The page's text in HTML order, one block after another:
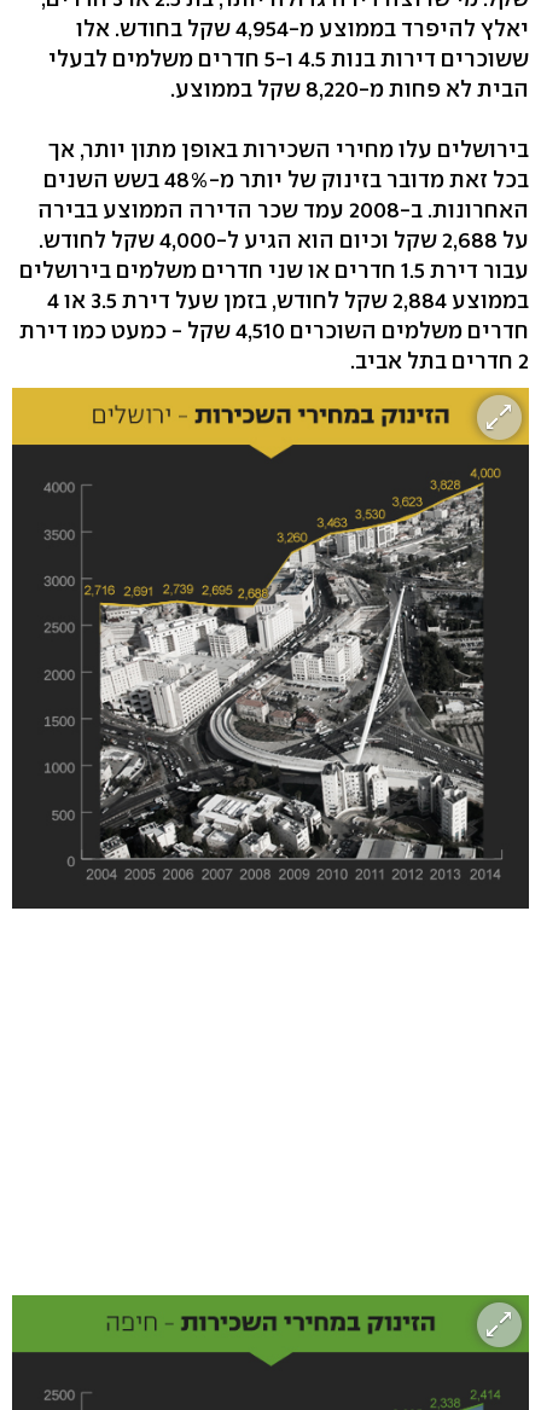
יאלץ להיפרד בממוצע מ-4,954 שקל בחודש. אלו
ששוכרים דירות בנות 4.5 ו-5 חדרים משלמים לבעלי
הבית לא פחות מ-8,220 שקל בממוצע.
בירושלים עלו מחירי השכירות באופן מתון יותר, אך
בכל זאת מדובר בזינוק של יותר מ-48% בשש השנים
האחרונות. ב-2008 עמד שכר הדירה הממוצע בבירה
על 2,688 שקל וכיום הוא הגיע ל-4,000 שקל לחודש.
עבור דירת 1.5 חדרים או שני חדרים משלמים בירושלים
בממוצע 2,884 שקל לחודש, בזמן שעל דירת 3.5 או 4
חדרים משלמים השוכרים 4,510 שקל - כמעט כמו דירת
2 חדרים בתל אביב.